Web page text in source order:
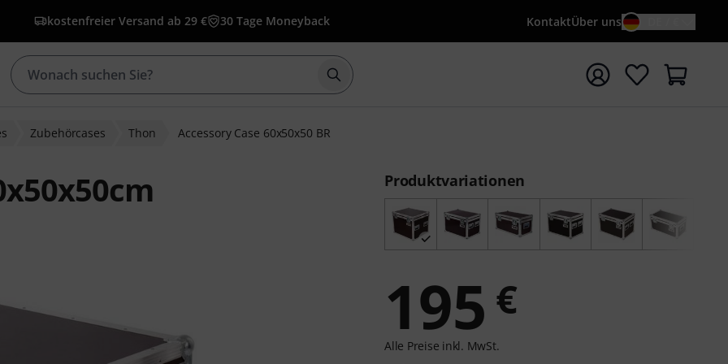
kostenfreier Versand ab 29 € 30 Tage Moneyback KontaktÜber uns
Suche mit Suchwort {searchTerm} starten
Zubehörcases Thon Accessory Case 60x50x50 BR
Produktvariationen
195 €
Alle Preise inkl. MwSt.